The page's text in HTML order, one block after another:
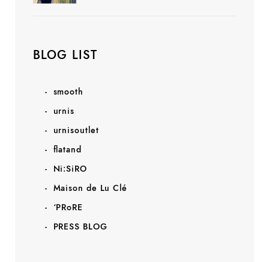
BLOG LIST
smooth
urnis
urnisoutlet
flatand
Ni:SiRO
Maison de Lu Clé
‘PRoRE
PRESS BLOG